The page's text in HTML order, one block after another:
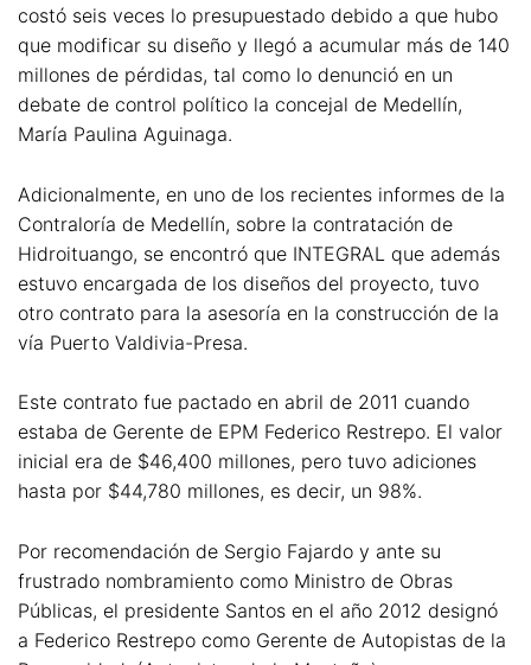
costó seis veces lo presupuestado debido a que hubo
que modificar su diseño y llegó a acumular más de 140
millones de pérdidas, tal como lo denunció en un
debate de control político la concejal de Medellín,
María Paulina Aguinaga.
Adicionalmente, en uno de los recientes informes de la
Contraloría de Medellín, sobre la contratación de
Hidroituango, se encontró que INTEGRAL que además
estuvo encargada de los diseños del proyecto, tuvo
otro contrato para la asesoría en la construcción de la
vía Puerto Valdivia-Presa.
Este contrato fue pactado en abril de 2011 cuando
estaba de Gerente de EPM Federico Restrepo. El valor
inicial era de $46,400 millones, pero tuvo adiciones
hasta por $44,780 millones, es decir, un 98%.
Por recomendación de Sergio Fajardo y ante su
frustrado nombramiento como Ministro de Obras
Públicas, el presidente Santos en el año 2012 designó
a Federico Restrepo como Gerente de Autopistas de la